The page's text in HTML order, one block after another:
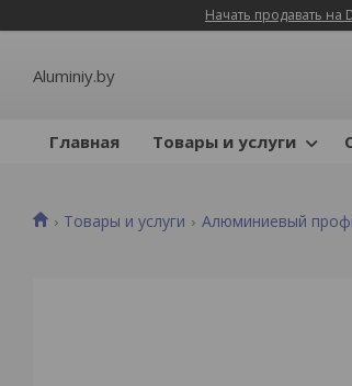
Начать продавать на
Aluminiy.by
Главная Товары и услуги
Товары и услуги Алюминиевый